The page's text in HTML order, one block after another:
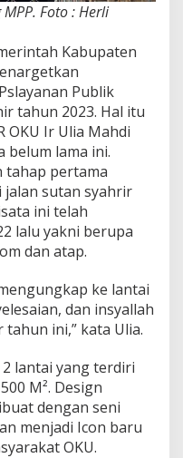
Foto : Herli
Kabupaten
Publik
tahun 2023. Hal itu
OKU Ir Ulia Mahdi
belum lama ini.
tahap pertama
jalan sutan syahrir
ini telah
lalu yakni berupa
dan atap.
ke lantai
dan insyallah
ini,” kata Ulia.
lantai yang terdiri
M². Design
dengan seni
menjadi Icon baru
OKU.